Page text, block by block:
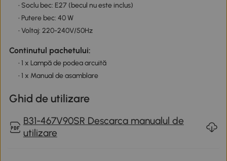
• Soclu bec: E27 (becul nu este inclus)
• Putere bec: 40 W
• Voltaj: 220-240V/50Hz
Continutul pachetului:
• 1 x Lampă de podea arcuită
• 1 x Manual de asamblare
Ghid de utilizare
B31-467V90SR Descarca manualul de
utilizare